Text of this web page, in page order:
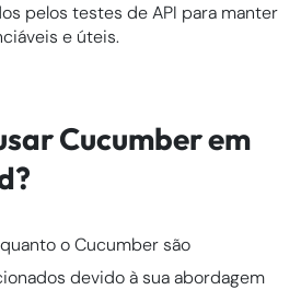
pelos testes de API para manter
e úteis.
Cucumber em
o Cucumber são
devido à sua abordagem